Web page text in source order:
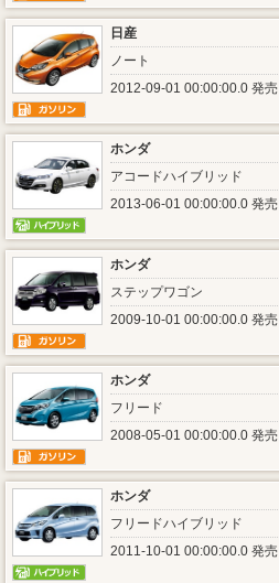
日産
ノート
2012-09-01 00:00:00.0 発売
ホンダ
アコードハイブリッド
2013-06-01 00:00:00.0 発売
ホンダ
ステップワゴン
2009-10-01 00:00:00.0 発売
ホンダ
フリード
2008-05-01 00:00:00.0 発売
ホンダ
フリードハイブリッド
2011-10-01 00:00:00.0 発売